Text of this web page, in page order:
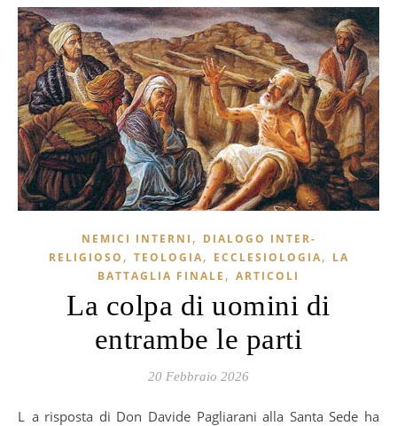
NEMICI INTERNI , DIALOGO INTER-
RELIGIOSO , TEOLOGIA, ECCLESIOLOGIA, LA
BATTAGLIA FINALE , ARTICOLI
La colpa di uomini di
entrambe le parti
20 Febbraio 2026
La risposta di Don Davide Pagliarani alla Santa Sede ha